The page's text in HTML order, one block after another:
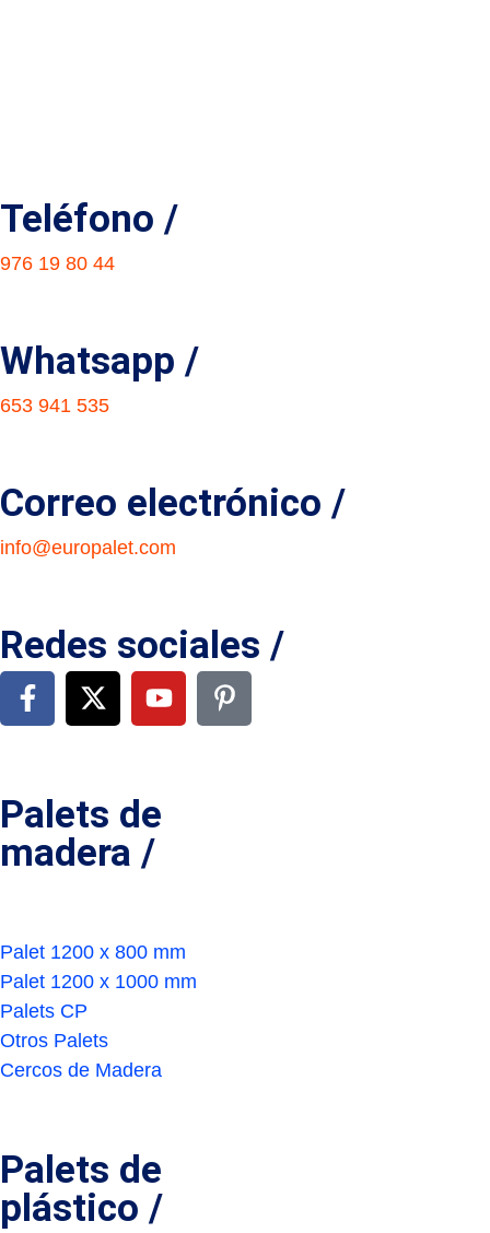
Teléfono /
976 19 80 44
Whatsapp /
653 941 535
Correo electrónico /
info@europalet.com
Redes sociales /
Palets de
madera /
Palet 1200 x 800 mm
Palet 1200 x 1000 mm
Palets CP
Otros Palets
Cercos de Madera
Palets de
plástico /